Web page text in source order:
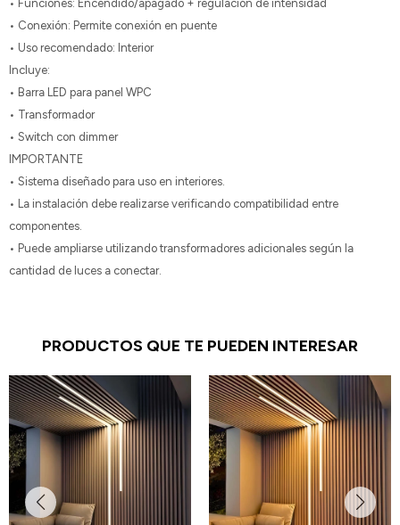
• Funciones: Encendido/apagado + regulación de intensidad
• Conexión: Permite conexión en puente
• Uso recomendado: Interior
Incluye:
• Barra LED para panel WPC
• Transformador
• Switch con dimmer
IMPORTANTE
• Sistema diseñado para uso en interiores.
• La instalación debe realizarse verificando compatibilidad entre
componentes.
• Puede ampliarse utilizando transformadores adicionales según la
cantidad de luces a conectar.
PRODUCTOS QUE TE PUEDEN INTERESAR